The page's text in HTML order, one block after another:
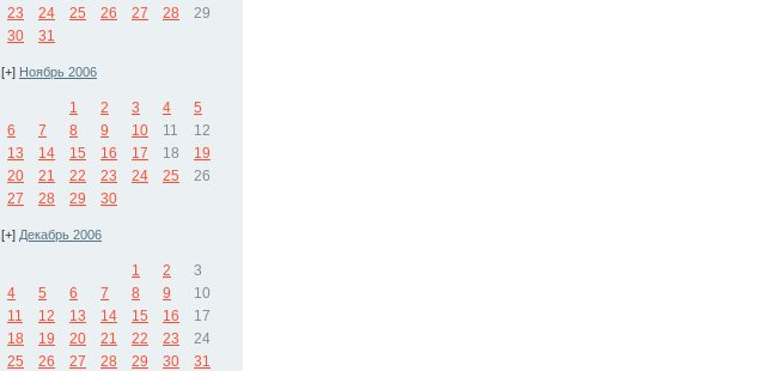
23
24 25 26 27 28
29
30
31
[+] Ноябрь 2006
1 2 3 4
5
6
7 8 9 10 11
12
13
14 15 16 17 18
19
20
21 22 23 24 25
26
27
28 29 30
[+] Декабрь 2006
1 2
3
4
5 6 7 8 9
10
11
12 13 14 15 16
17
18
19 20 21 22 23
24
25
26 27 28 29 30 31